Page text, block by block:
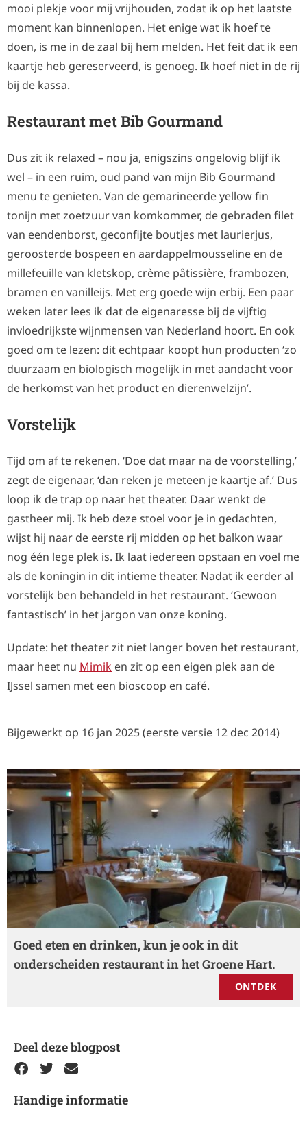
mooi plekje voor mij vrijhouden, zodat ik op het laatste
moment kan binnenlopen. Het enige wat ik hoef te
doen, is me in de zaal bij hem melden. Het feit dat ik een
kaartje heb gereserveerd, is genoeg. Ik hoef niet in de rij
bij de kassa.
Restaurant met Bib Gourmand
Dus zit ik relaxed – nou ja, enigszins ongelovig blijf ik
wel – in een ruim, oud pand van mijn Bib Gourmand
menu te genieten. Van de gemarineerde yellow fin
tonijn met zoetzuur van komkommer, de gebraden filet
van eendenborst, geconfijte boutjes met laurierjus,
geroosterde bospeen en aardappelmousseline en de
millefeuille van kletskop, crème pâtissière, frambozen,
bramen en vanilleijs. Met erg goede wijn erbij. Een paar
weken later lees ik dat de eigenaresse bij de vijftig
invloedrijkste wijnmensen van Nederland hoort. En ook
goed om te lezen: dit echtpaar koopt hun producten ‘zo
duurzaam en biologisch mogelijk in met aandacht voor
de herkomst van het product en dierenwelzijn’.
Vorstelijk
Tijd om af te rekenen. ‘Doe dat maar na de voorstelling,’
zegt de eigenaar, ‘dan reken je meteen je kaartje af.’ Dus
loop ik de trap op naar het theater. Daar wenkt de
gastheer mij. Ik heb deze stoel voor je in gedachten,
wijst hij naar de eerste rij midden op het balkon waar
nog één lege plek is. Ik laat iedereen opstaan en voel me
als de koningin in dit intieme theater. Nadat ik eerder al
vorstelijk ben behandeld in het restaurant. ‘Gewoon
fantastisch’ in het jargon van onze koning.
Update: het theater zit niet langer boven het restaurant,
maar heet nu Mimik en zit op een eigen plek aan de
IJssel samen met een bioscoop en café.
Bijgewerkt op 16 jan 2025 (eerste versie 12 dec 2014)
Goed eten en drinken, kun je ook in dit
onderscheiden restaurant in het Groene Hart.
ONTDEK
Deel deze blogpost
Handige informatie